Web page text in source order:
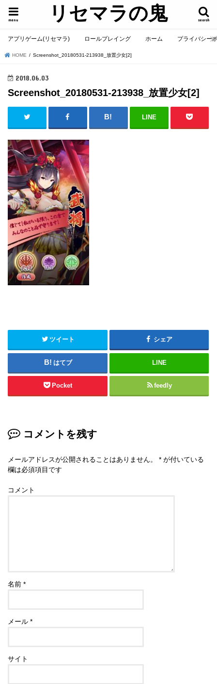
リセマラの鬼 search
menu
アプリゲーム(リセマラ) ロールプレイング ホーム プライバシー
HOME Screenshot_20180531-213938_放置少女[2]
2018.06.03
Screenshot_20180531-213938_放置少女[2]
LINE
ツイート シェア
はてブ LINE
Pocket feedly
コメントを残す
メールアドレスが公開されることはありません。 * が付いている
欄は必須項目です
コメント
名前*
メール*
サイト